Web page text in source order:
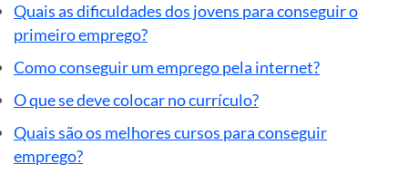
Quais as dificuldades dos jovens para conseguir o
primeiro emprego?
Como conseguir um emprego pela internet?
O que se deve colocar no currículo?
Quais são os melhores cursos para conseguir
emprego?